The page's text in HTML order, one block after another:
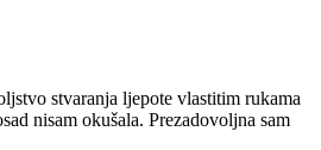
stvaranja ljepote vlastitim rukama
nisam okušala. Prezadovoljna sam